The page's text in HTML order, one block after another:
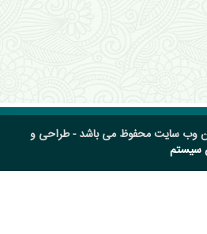
وب سایت محفوظ می باشد - طراحی و
سیستم